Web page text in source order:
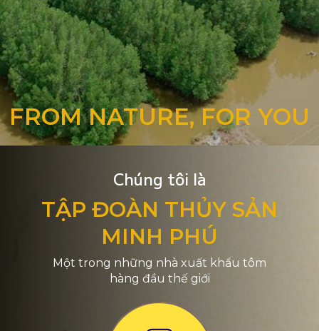
FROM NATURE, FOR YOU
Chúng tôi là
TẬP ĐOÀN THỦY SẢN
MINH PHÚ
Một trong những nhà xuất khẩu tôm
hàng đầu thế giới